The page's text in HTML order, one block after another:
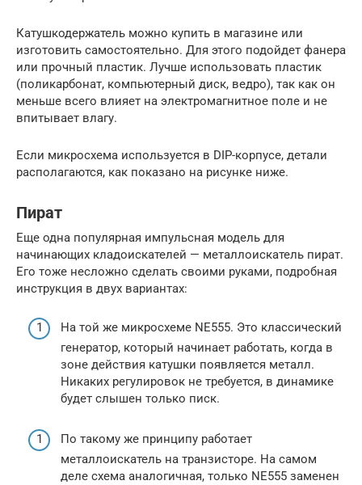
Катушкодержатель можно купить в магазине или
изготовить самостоятельно. Для этого подойдет фанера
или прочный пластик. Лучше использовать пластик
(поликарбонат, компьютерный диск, ведро), так как он
меньше всего влияет на электромагнитное поле и не
впитывает влагу.
Если микросхема используется в DIP-корпусе, детали
располагаются, как показано на рисунке ниже.
Пират
Еще одна популярная импульсная модель для
начинающих кладоискателей — металлоискатель пират.
Его тоже несложно сделать своими руками, подробная
инструкция в двух вариантах:
На той же микросхеме NE555. Это классический
генератор, который начинает работать, когда в
зоне действия катушки появляется металл.
Никаких регулировок не требуется, в динамике
будет слышен только писк.
По такому же принципу работает
металлоискатель на транзисторе. На самом
деле схема аналогичная, только NE555 заменен